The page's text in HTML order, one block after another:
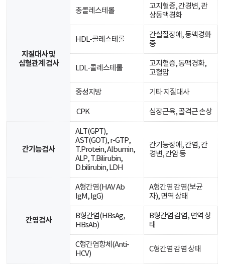
지질대사 및
심혈관계 검사
총콜레스테롤
고지혈증, 간경변, 관
상동맥경화
HDL-콜레스테롤
간실질장애, 동맥경화
증
LDL-콜레스테롤
고지혈증, 동맥경화,
고혈압
중성지방 기타 지질대사
CPK 심장근육, 골격근 손상
간기능검사
ALT(GPT),
AST(GOT), r-GTP,
T.Protein, Albumin,
ALP, T.Bilirubin,
D.bilirubin, LDH
간기능장애, 간염, 간
경변, 간암 등
간염검사
A형간염(HAV Ab
IgM, IgG)
A형간염 감염(보균
자), 면역 상태
B형간염(HBsAg,
HBsAb)
B형간염 감염, 면역 상
태
C형간염항체(Anti-
HCV)
C형간염 감염 상태